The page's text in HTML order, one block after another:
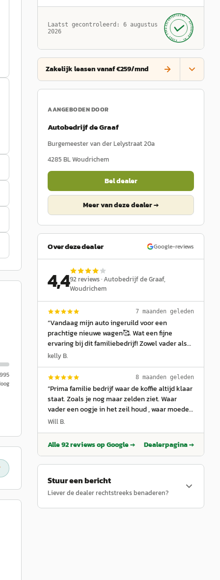
Laatst gecontroleerd: 6 augustus
2026
GECONTROLEERD ·
AUTOKOPEN.NL
· SINDS 1999 ·
Zakelijk leasen vanaf €259/mnd
AANGEBODEN DOOR
Autobedrijf de Graaf
Burgemeester van der Lelystraat 20a
4285 BLWoudrichem
Bel dealer
Meer van deze dealer →
Over deze dealer Google-reviews
4,492 reviews ·Autobedrijf de Graaf,
Woudrichem
7 maanden geleden
“Vandaag mijn auto ingeruild voor een
prachtige nieuwe wagen🥰. Wat een fijne
ervaring bij dit familiebedrijf! Zowel vader als
zoon namen alle tijd en gaven me het gevoel
nieuwe auto zelfs klaar met een strik
erop...Zulke kleine details maken het helemaal
af. Echte aanrader! 🙌✨
kelly B.
8 maanden geleden
“Prima familie bedrijf waar de koffie altijd klaar
staat. Zoals je nog maar zelden ziet. Waar
vader een oogje in het zeil houd , waar moeder
de administratie doet en de zoons een mooie
Will B.
Alle92reviews op Google → Dealerpagina →
Stuur een bericht
Liever de dealer rechtstreeks benaderen?